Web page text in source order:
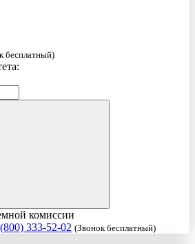
бесплатный)
комиссии
333-52-02 (Звонок бесплатный)